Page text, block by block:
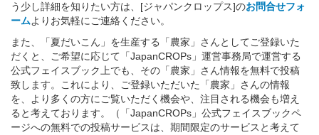
う少し詳細を知りたい方は、[ジャパンクロップス]のお問合せフォ
ームよりお気軽にご連絡ください。
また、「夏だいこん」を生産する「農家」さんとしてご登録いた
だくと、ご希望に応じて「JapanCROPs」運営事務局で運営する
公式フェイスブック上でも、その「農家」さん情報を無料で投稿
致します。これにより、ご登録いただいた「農家」さんの情報
を、より多くの方にご覧いただく機会や、注目される機会も増え
ると考えております。（「JapanCROPs」公式フェイスブックペ
ージへの無料での投稿サービスは、期間限定のサービスと考えて